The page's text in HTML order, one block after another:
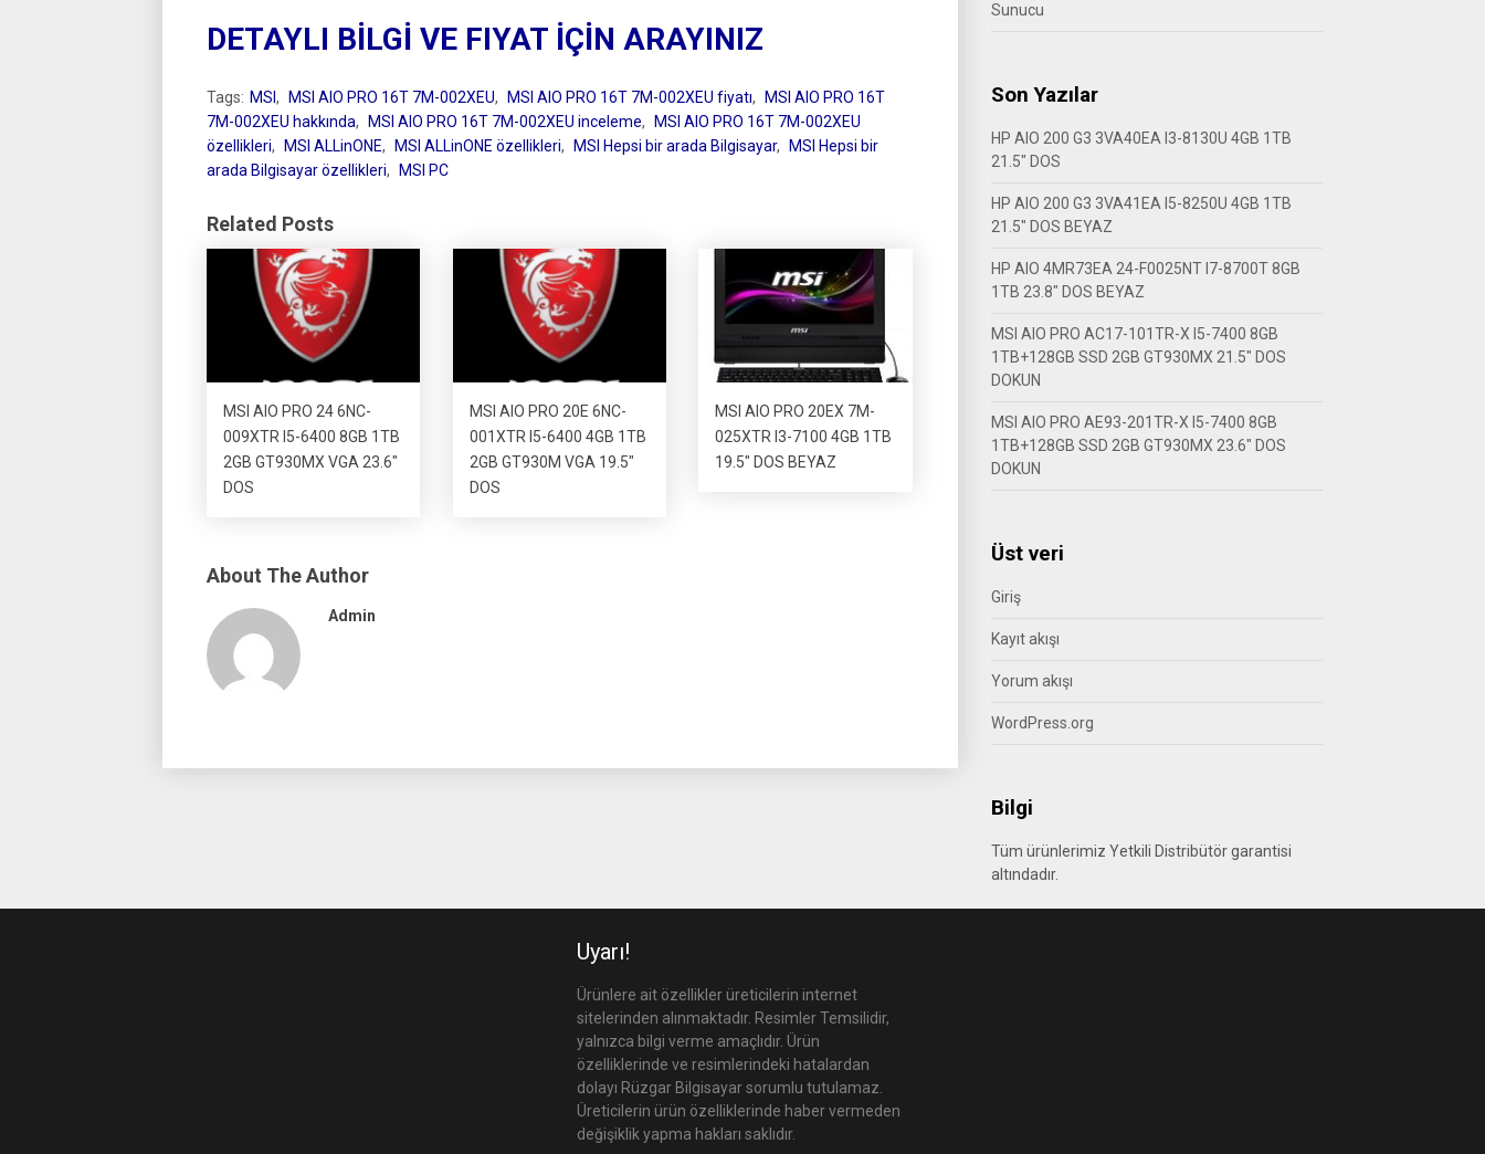
DETAYLI BİLGİ VE FIYAT İÇİN ARAYINIZ
Tags: MSI , MSI AIO PRO 16T 7M-002XEU, MSI AIO PRO 16T 7M-002XEU fiyatı,
MSI AIO PRO 16T
7M-002XEU hakkında, MSI AIO PRO 16T 7M-002XEU inceleme,
MSI AIO PRO 16T 7M-002XEU
özellikleri, MSI ALLinONE, MSI ALLinONE özellikleri, MSI Hepsi bir arada Bilgisayar,
MSI Hepsi bir
arada Bilgisayar özellikleri, MSI PC
Related Posts
MSI AIO PRO 24 6NC-
009XTR I5-6400 8GB 1TB
2GB GT930MX VGA 23.6″
DOS
MSI AIO PRO 20E 6NC-
001XTR I5-6400 4GB 1TB
2GB GT930M VGA 19.5″
DOS
MSI AIO PRO 20EX 7M-
025XTR I3-7100 4GB 1TB
19.5″ DOS BEYAZ
About The Author
Admin
Sunucu
Son Yazılar
HP AIO 200 G3 3VA40EA I3-8130U 4GB 1TB
21.5″ DOS
HP AIO 200 G3 3VA41EA I5-8250U 4GB 1TB
21.5″ DOS BEYAZ
HP AIO 4MR73EA 24-F0025NT I7-8700T 8GB
1TB 23.8″ DOS BEYAZ
MSI AIO PRO AC17-101TR-X I5-7400 8GB
1TB+128GB SSD 2GB GT930MX 21.5″ DOS
DOKUN
MSI AIO PRO AE93-201TR-X I5-7400 8GB
1TB+128GB SSD 2GB GT930MX 23.6″ DOS
DOKUN
Üst veri
Giriş
Kayıt akışı
Yorum akışı
WordPress.org
Bilgi
Tüm ürünlerimiz Yetkili Distribütör garantisi
altındadır.
Uyarı!
Ürünlere ait özellikler üreticilerin internet
sitelerinden alınmaktadır. Resimler Temsilidir,
yalnızca bilgi verme amaçlıdır. Ürün
özelliklerinde ve resimlerindeki hatalardan
dolayı Rüzgar Bilgisayar sorumlu tutulamaz.
Üreticilerin ürün özelliklerinde haber vermeden
değişiklik yapma hakları saklıdır.